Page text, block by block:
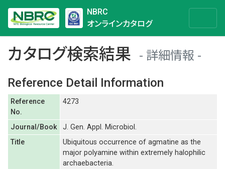
NBRC
オンラインカタログ
カタログ検索結果
詳細情報
Reference Detail Information
Reference
No.
4273
Journal/Book
J. Gen. Appl. Microbiol.
Title
Ubiquitous occurrence of agmatine as the
major polyamine within extremely halophilic
archaebacteria.